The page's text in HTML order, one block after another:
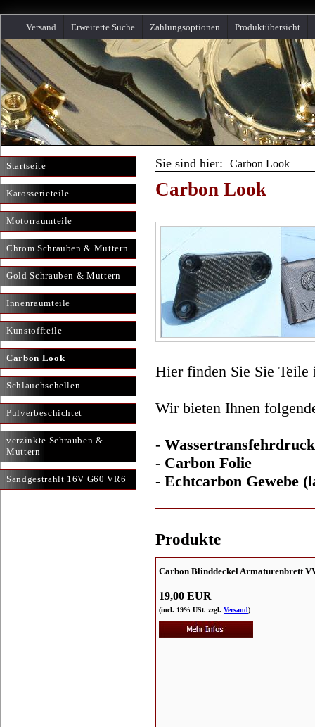
Produktübersicht
Zahlungsoptionen
Erweiterte Suche
Versand
Startseite
Karosserieteile
Motorraumteile
Chrom Schrauben & Muttern
Gold Schrauben & Muttern
Innenraumteile
Kunstoffteile
Carbon Look
Schlauchschellen
Pulverbeschichtet
verzinkte Schrauben &
Muttern
Sandgestrahlt 16V G60 VR6
Sie sind hier: Carbon Look
Carbon Look
Hier finden Sie Sie
Wir bieten Ihnen
- Wassertransfehrdruck
- Carbon Folie
- Echtcarbon Gewebe
Produkte
Carbon Blinddeckel Armaturenbrett
19,00 EUR
(incl. 19% USt. zzgl. Versand)